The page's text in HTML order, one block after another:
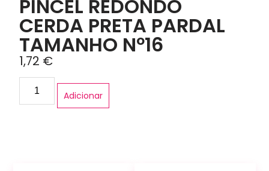
PINCEL REDONDO
CERDA PRETA PARDAL
TAMANHO Nº16
1,72 €
Adicionar